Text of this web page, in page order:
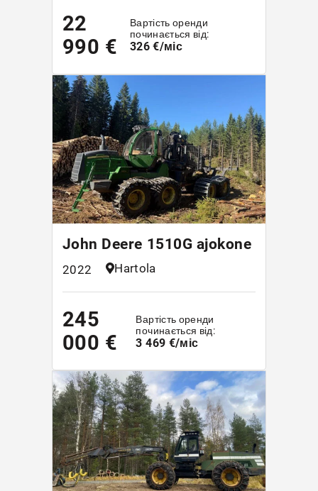
22
990 €
Вартість оренди
починається від:
326 €/міс
John Deere 1510G ajokone
2022 Hartola
245
000 €
Вартість оренди
починається від:
3 469 €/міс